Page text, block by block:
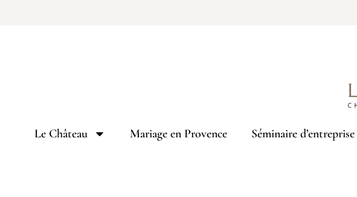
Le Château Mariage en Provence Séminaire d’entreprise